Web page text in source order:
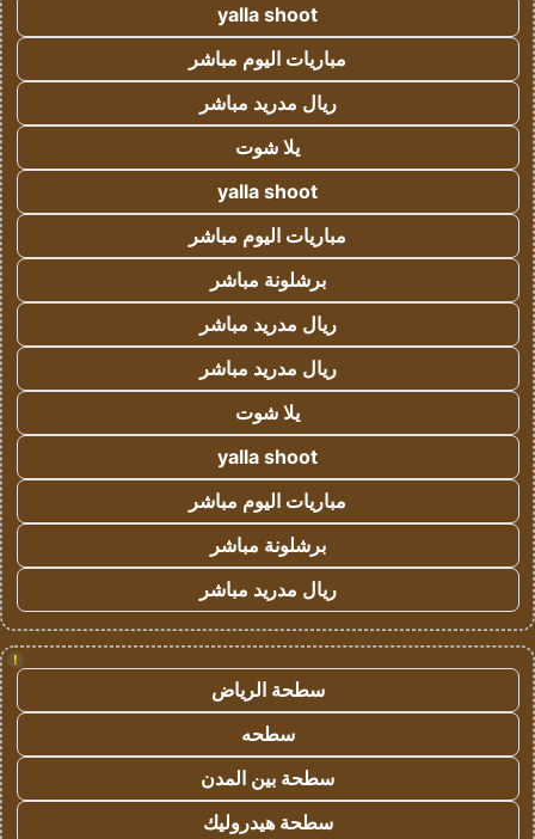
yalla shoot
مباريات اليوم مباشر
ريال مدريد مباشر
يلا شوت
yalla shoot
مباريات اليوم مباشر
برشلونة مباشر
ريال مدريد مباشر
ريال مدريد مباشر
يلا شوت
yalla shoot
مباريات اليوم مباشر
برشلونة مباشر
ريال مدريد مباشر
!
سطحة الرياض
سطحه
سطحة بين المدن
سطحة هيدروليك